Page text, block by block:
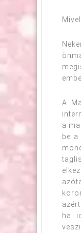
A
a
be
ha